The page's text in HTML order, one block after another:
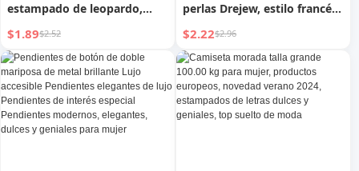
estampado de leopardo,
cinturón fino, T-back, bragas
sexys dulces y frescas con
flores, deseo puro, bragas
en T de cintura baja para
niñas
$1.89$2.52
perlas Drejew, estilo francés
clásico, diseño retro,
pendientes dulces y
elegantes, pendientes de
influencers en línea
$2.22$2.96